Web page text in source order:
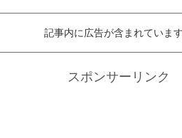
記事内に広告が含まれています
スポンサーリンク